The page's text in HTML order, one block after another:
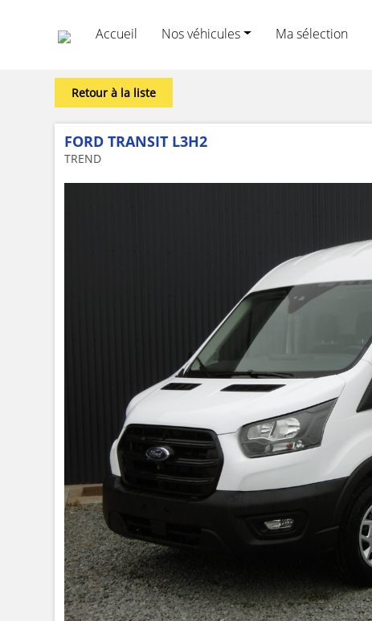
Accueil Nos véhicules Ma sélection
Retour à la liste
FORD TRANSIT L3H2
TREND